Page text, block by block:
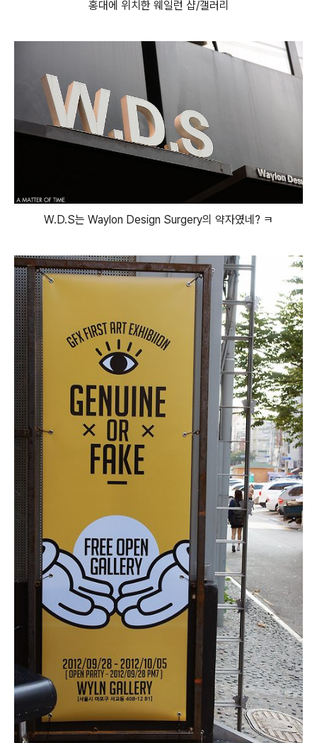
홍대에 위치한 웨일런 샵/갤러리
W.D.S는 Waylon Design Surgery의 약자였네? ㅋ